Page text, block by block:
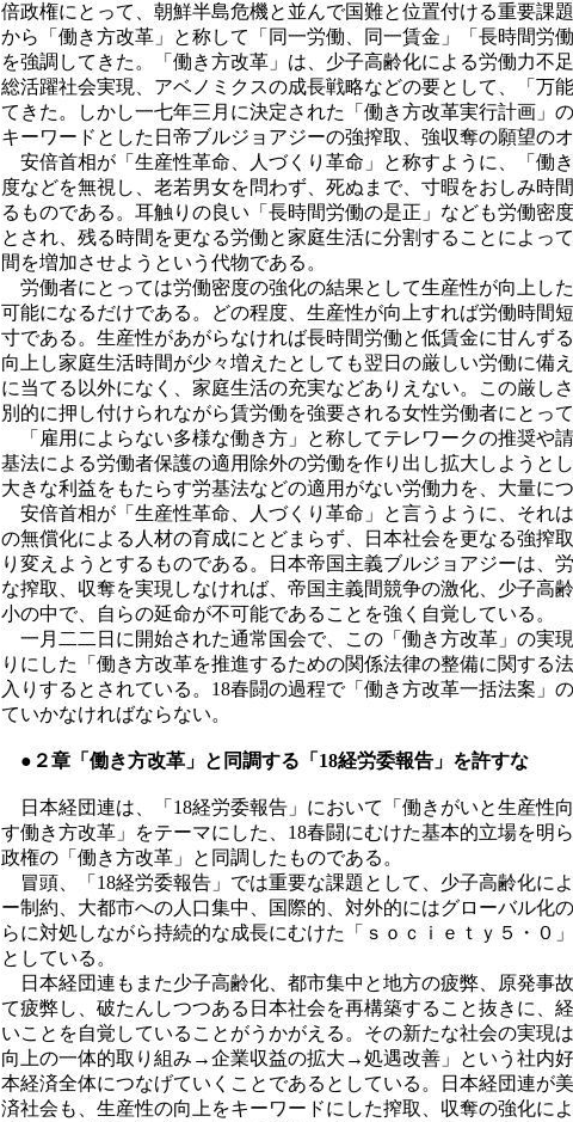
倍政権にとって、朝鮮半島危機と並んで国難と位置付ける重要課
から「働き方改革」と称して「同一労働、同一賃金」「長時間労
を強調してきた。「働き方改革」は、少子高齢化による労働力不
総活躍社会実現、アベノミクスの成長戦略などの要として、「万
てきた。しかし一七年三月に決定された「働き方改革実行計画」
キーワードとした日帝ブルジョアジーの強搾取、強収奪の願望の
安倍首相が「生産性革命、人づくり革命」と称すように、「働
度などを無視し、老若男女を問わず、死ぬまで、寸暇をおしみ時
るものである。耳触りの良い「長時間労働の是正」なども労働密
とされ、残る時間を更なる労働と家庭生活に分割することによっ
間を増加させようという代物である。
労働者にとっては労働密度の強化の結果として生産性が向上し
可能になるだけである。どの程度、生産性が向上すれば労働時間
寸である。生産性があがらなければ長時間労働と低賃金に甘んず
向上し家庭生活時間が少々増えたとしても翌日の厳しい労働に備
に当てる以外になく、家庭生活の充実などありえない。この厳し
別的に押し付けられながら賃労働を強要される女性労働者にとっ
「雇用によらない多様な働き方」と称してテレワークの推奨や
基法による労働者保護の適用除外の労働を作り出し拡大しようと
大きな利益をもたらす労基法などの適用がない労働力を、大量に
安倍首相が「生産性革命、人づくり革命」と言うように、それ
の無償化による人材の育成にとどまらず、日本社会を更なる強搾
り変えようとするものである。日本帝国主義ブルジョアジーは、
な搾取、収奪を実現しなければ、帝国主義間競争の激化、少子高
小の中で、自らの延命が不可能であることを強く自覚している。
一月二二日に開始された通常国会で、この「働き方改革」の実
りにした「働き方改革を推進するための関係法律の整備に関する
入りするとされている。18春闘の過程で「働き方改革一括法案」
ていかなければならない。
●２章「働き方改革」と同調する「18経労委報告」を許すな
日本経団連は、「18経労委報告」において「働きがいと生産性
す働き方改革」をテーマにした、18春闘にむけた基本的立場を明
政権の「働き方改革」と同調したものである。
冒頭、「18経労委報告」では重要な課題として、少子高齢化に
ー制約、大都市への人口集中、国際的、対外的にはグローバル化
らに対処しながら持続的な成長にむけた「ｓｏｃｉｅｔｙ５・０
としている。
日本経団連もまた少子高齢化、都市集中と地方の疲弊、原発事
て疲弊し、破たんしつつある日本社会を再構築すること抜きに、
いことを自覚していることがうかがえる。その新たな社会の実現
向上の一体的取り組み→企業収益の拡大→処遇改善」という社内
本経済全体につなげていくことであるとしている。日本経団連が
済社会も、生産性の向上をキーワードにした搾取、収奪の強化に